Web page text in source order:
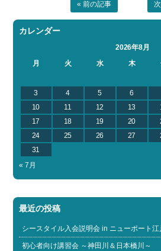
« 前の記事
カレンダー
2026年8月
月
火 水 木
3
4 5 6
10
11 12 13
17
18 19 20
24
25 26 27
31
« 7月
最近の投稿
シースタイル入会説明会 in ニューポート江
初心者向け講習会 ～神田川＆日本橋川～